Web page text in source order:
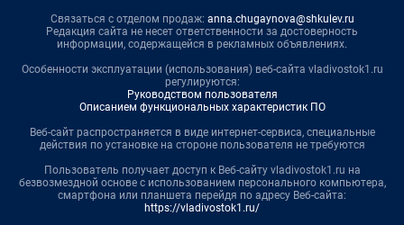
Связаться с отделом продаж: anna.chugaynova@shkulev.ru
Редакция сайта не несет ответственности за достоверность
информации, содержащейся в рекламных объявлениях.
Особенности эксплуатации (использования) веб-сайта vladivostok1.ru
регулируются:
Руководством пользователя
Описанием функциональных характеристик ПО
Веб-сайт распространяется в виде интернет-сервиса, специальные
действия по установке на стороне пользователя не требуются
Пользователь получает доступ к Веб-сайту vladivostok1.ru на
безвозмездной основе с использованием персонального компьютера,
смартфона или планшета перейдя по адресу Веб-сайта:
https://vladivostok1.ru/